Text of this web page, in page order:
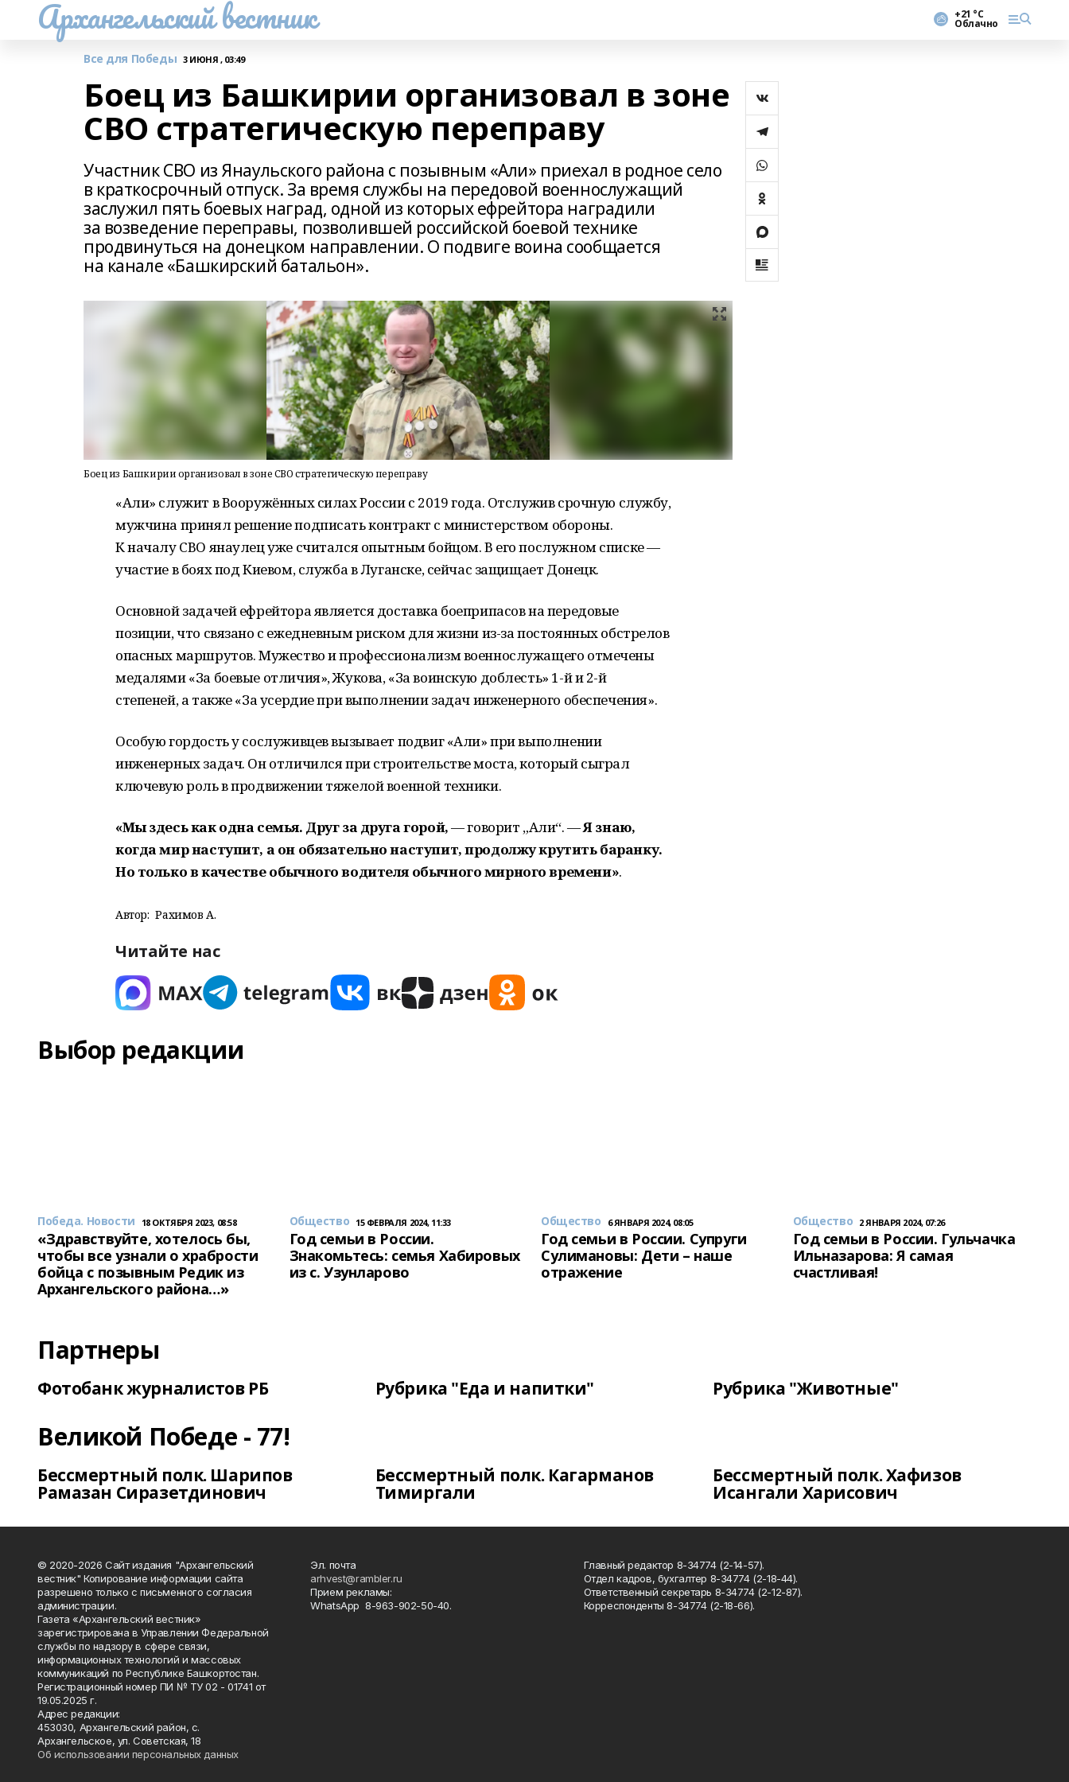
Архангельский вестник +21 °С
Облачно
Все для Победы 3 ИЮНЯ , 03:49
Боец из Башкирии организовал в зоне
СВО стратегическую переправу
Участник СВО из Янаульского района с позывным «Али» приехал в родное село
в краткосрочный отпуск. За время службы на передовой военнослужащий
заслужил пять боевых наград, одной из которых ефрейтора наградили
за возведение переправы, позволившей российской боевой технике
продвинуться на донецком направлении. О подвиге воина сообщается
на канале «Башкирский батальон».
Боец из Башкирии организовал в зоне СВО стратегическую переправу
«Али» служит в Вооружённых силах России с 2019 года. Отслужив срочную службу,
мужчина принял решение подписать контракт с министерством обороны.
К началу СВО янаулец уже считался опытным бойцом. В его послужном списке —
участие в боях под Киевом, служба в Луганске, сейчас защищает Донецк.
Основной задачей ефрейтора является доставка боеприпасов на передовые
позиции, что связано с ежедневным риском для жизни из-за постоянных обстрелов
опасных маршрутов. Мужество и профессионализм военнослужащего отмечены
медалями «За боевые отличия», Жукова, «За воинскую доблесть» 1-й и 2-й
степеней, а также «За усердие при выполнении задач инженерного обеспечения».
Особую гордость у сослуживцев вызывает подвиг «Али» при выполнении
инженерных задач. Он отличился при строительстве моста, который сыграл
ключевую роль в продвижении тяжелой военной техники.
«Мы здесь как одна семья. Друг за друга горой,— говорит „Али“. —Я знаю,
когда мир наступит, а он обязательно наступит, продолжу крутить баранку.
Но только в качестве обычного водителя обычного мирного времени».
Автор: Рахимов А.
Читайте нас
Выбор редакции
Победа. Новости 18 ОКТЯБРЯ 2023, 08:58
«Здравствуйте, хотелось бы,
чтобы все узнали о храбрости
бойца с позывным Редик из
Архангельского района…»
Общество 15 ФЕВРАЛЯ 2024, 11:33
Год семьи в России.
Знакомьтесь: семья Хабировых
из с. Узунларово
Общество 6 ЯНВАРЯ 2024, 08:05
Год семьи в России. Супруги
Сулимановы: Дети – наше
отражение
Общество 2 ЯНВАРЯ 2024, 07:26
Год семьи в России. Гульчачка
Ильназарова: Я самая
счастливая!
Партнеры
Фотобанк журналистов РБ Рубрика "Еда и напитки" Рубрика "Животные"
Великой Победе - 77!
Бессмертный полк. Шарипов
Рамазан Сиразетдинович
Бессмертный полк. Кагарманов
Тимиргали
Бессмертный полк. Хафизов
Исангали Харисович
© 2020-2026 Сайт издания "Архангельский
вестник" Копирование информации сайта
разрешено только с письменного согласия
администрации.
Газета «Архангельский вестник»
зарегистрирована в Управлении Федеральной
службы по надзору в сфере связи,
информационных технологий и массовых
коммуникаций по Республике Башкортостан.
Регистрационный номер ПИ № ТУ 02 - 01741 от
19.05.2025 г.
Адрес редакции:
453030, Архангельский район, с.
Архангельское, ул. Советская, 18
Об использовании персональных данных
Эл. почта
arhvest@rambler.ru
Прием рекламы:
WhatsApp 8-963-902-50-40.
Главный редактор 8-34774 (2-14-57).
Отдел кадров, бухгалтер 8-34774 (2-18-44).
Ответственный секретарь 8-34774 (2-12-87).
Корреспонденты 8-34774 (2-18-66).